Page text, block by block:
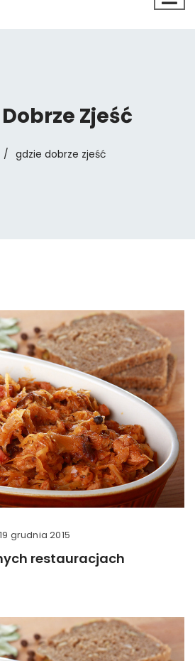
Zjeść
/ gdzie dobrze zjeść
19 grudnia 2015
restauracjach